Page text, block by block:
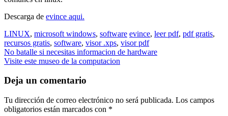
Descarga de evince aqui.
LINUX, microsoft windows, software evince, leer pdf, pdf gratis,
recursos gratis, software, visor .xps, visor pdf
Navegación
de
entradas
No batalle si necesitas informacion de hardware
Visite este museo de la computacion
Deja un comentario
Tu dirección de correo electrónico no será publicada. Los campos
obligatorios están marcados con *